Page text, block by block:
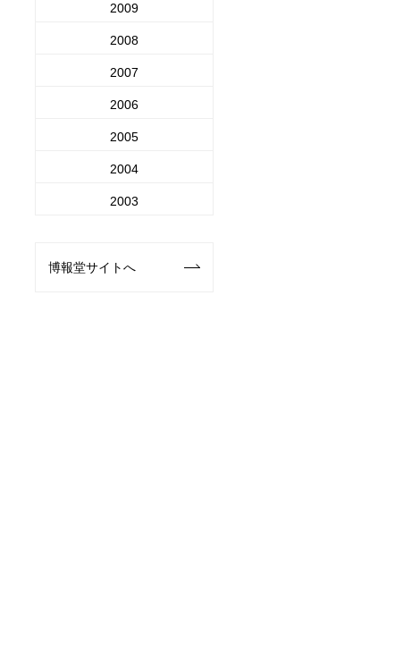
2009
2008
2007
2006
2005
2004
2003
博報堂サイトへ